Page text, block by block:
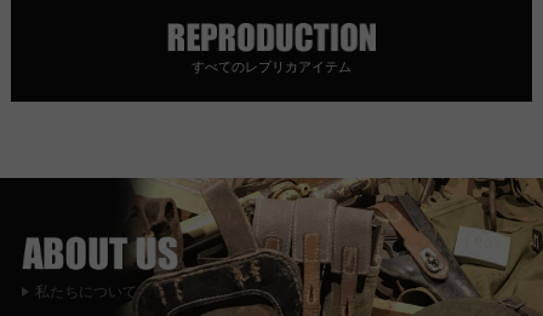
すべてのレプリカアイテム
私たちについて